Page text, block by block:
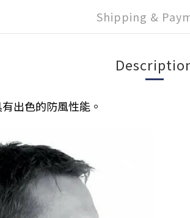
Shipping &
出色的防風性能。